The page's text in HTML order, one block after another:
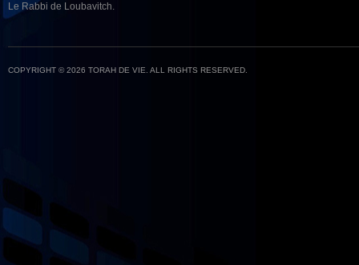
Le Rabbi de Loubavitch.
COPYRIGHT © 2026 TORAH DE VIE. ALL RIGHTS RESERVED.